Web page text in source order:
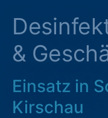
&
Einsatz in
Kirschau